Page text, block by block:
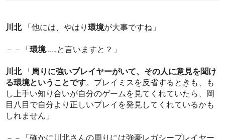
川北 「他には、やはり環境が大事ですね」
－－「環境……と言いますと？」
川北 「 周りに強いプレイヤーがいて、その人に意見を聞け
る環境ということです。プレイミスを反省するときも、も
し上手い知り合いが自分のゲームを見てくれていたら、岡
目八目で自分より正しいプレイを発見してくれているかも
しれません」
－－「確かに川北さんの周りには強豪レガシープレイヤー